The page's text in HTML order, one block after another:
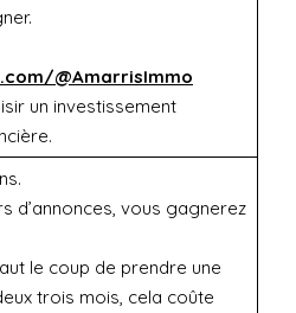
@AmarrisImmo
un investissement
d’annonces, vous gagnerez
le coup de prendre une
trois mois, cela coûte